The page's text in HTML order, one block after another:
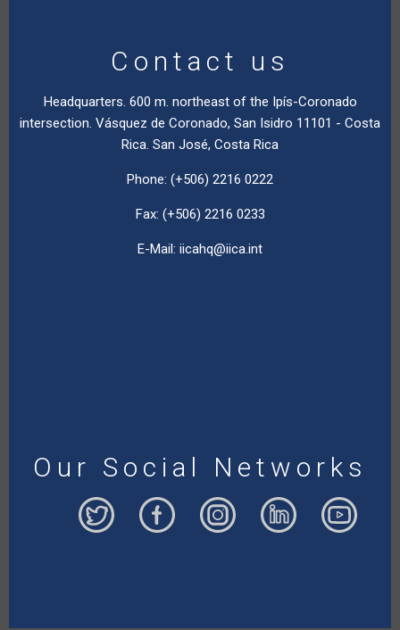
Contact us
Headquarters. 600 m. northeast of the Ipís-Coronado
intersection. Vásquez de Coronado, San Isidro 11101 - Costa
Rica. San José, Costa Rica
Phone: (+506) 2216 0222
Fax: (+506) 2216 0233
E-Mail: iicahq@iica.int
Our Social Networks